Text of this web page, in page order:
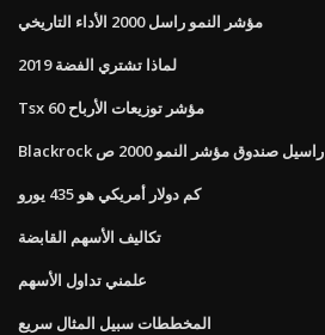
مؤشر النمو راسل 2000 الأداء التاريخي
لماذا تشتري الفضة 2019
Tsx 60 مؤشر توزيعات الأرباح
Blackrock راسيل صندوق مؤشر النمو 2000 ص
كم دولار أمريكي هو 435 يورو
تكاليف الأسهم القابضة
علمني تداول الأسهم
المخططات سبيل المثال سريع